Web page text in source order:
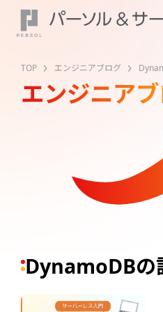
TOP エンジニアブログ
エンジニア
DynamoDBの